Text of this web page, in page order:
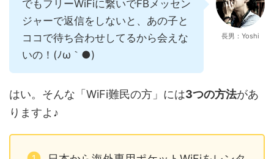
でもフリーWiFiに繋いでFBメッセン
ジャーで返信をしないと、あの子と
ココで待ち合わせしてるから会えな
いの！(ﾉω｀●)
長男：Yoshi
はい。そんな「WiFi難民の方」には3つの方法があ
りますよ♪